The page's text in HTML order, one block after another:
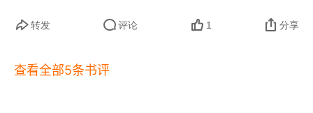
六、彭加勒
境。本书最开始的框架理论还是有些理解上的难
进去仍然受益匪浅。感受思考：吴国盛老师对时间
中，出现了一种。历史，不是某种超越性设计好的
转发 评论 1 分享
查看全部5条书评